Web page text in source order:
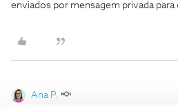
enviados por mensagem privada para
Ana P.